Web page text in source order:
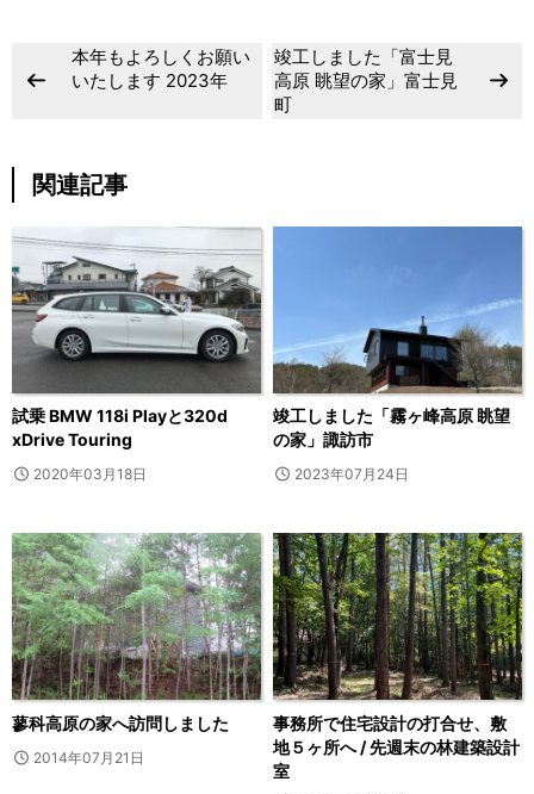
本年もよろしくお願い
いたします 2023年
竣工しました「富士見
高原 眺望の家」富士見
町
関連記事
試乗 BMW 118i Playと320d
xDrive Touring
2020年03月18日
竣工しました「霧ヶ峰高原 眺望
の家」諏訪市
2023年07月24日
蓼科高原の家へ訪問しました
2014年07月21日
事務所で住宅設計の打合せ、敷
地５ヶ所へ / 先週末の林建築設計
室